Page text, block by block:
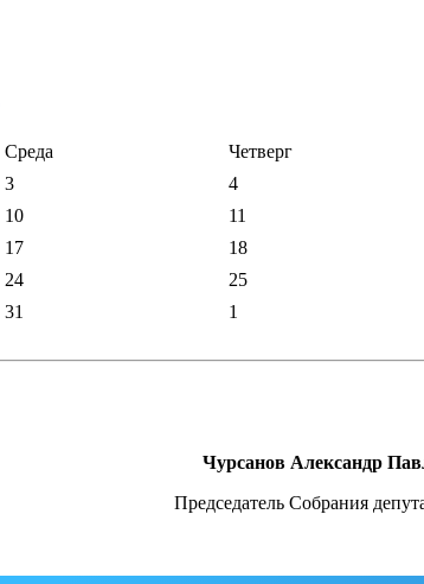
Среда Четверг
3 4
10 11
17 18
24 25
31 1
Чурсанов Александр
Председатель Собрания